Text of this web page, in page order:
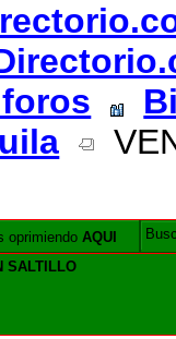
oprimiendoAQUI
SALTILLO